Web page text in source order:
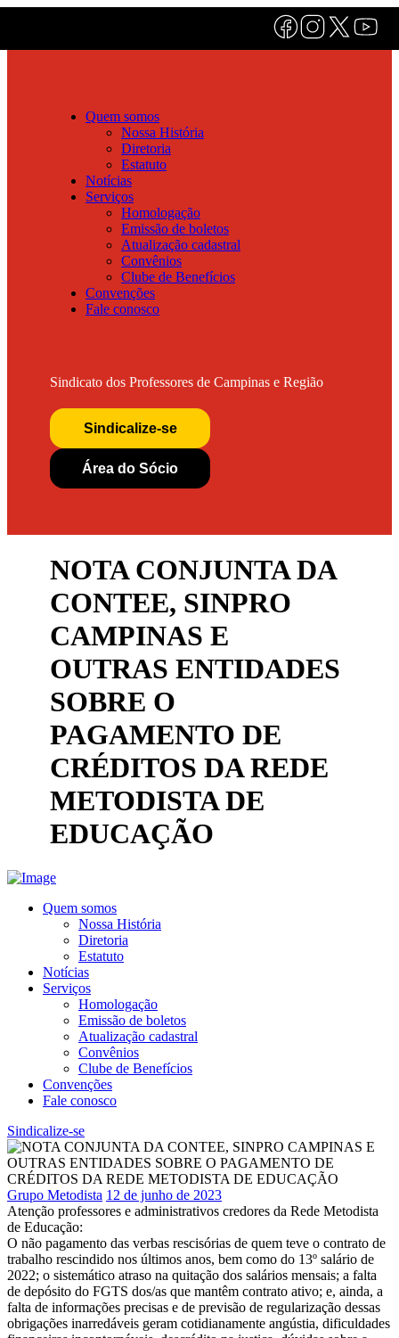
Quem somos
Nossa História
Diretoria
Estatuto
Notícias
Serviços
Homologação
Emissão de boletos
Atualização cadastral
Convênios
Clube de Benefícios
Convenções
Fale conosco
Sindicato dos Professores de Campinas e Região
Sindicalize-se
Área do Sócio
NOTA CONJUNTA DA
CONTEE, SINPRO
CAMPINAS E
OUTRAS ENTIDADES
SOBRE O
PAGAMENTO DE
CRÉDITOS DA REDE
METODISTA DE
EDUCAÇÃO
Quem somos
Nossa História
Diretoria
Estatuto
Notícias
Serviços
Homologação
Emissão de boletos
Atualização cadastral
Convênios
Clube de Benefícios
Convenções
Fale conosco
Sindicalize-se
Grupo Metodista 12 de junho de 2023
Atenção professores e administrativos credores da Rede Metodista
de Educação:
O não pagamento das verbas rescisórias de quem teve o contrato de
trabalho rescindido nos últimos anos, bem como do 13º salário de
2022; o sistemático atraso na quitação dos salários mensais; a falta
de depósito do FGTS dos/as que mantêm contrato ativo; e, ainda, a
falta de informações precisas e de previsão de regularização dessas
obrigações inarredáveis geram cotidianamente angústia, dificuldades